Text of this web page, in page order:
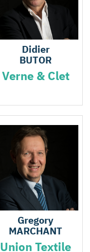
Didier
BUTOR
Verne & Clet
Gregory
MARCHANT
Union Textile